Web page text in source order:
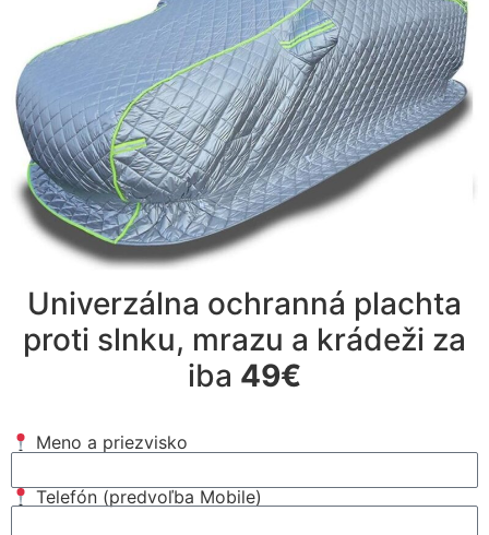
Univerzálna ochranná plachta
proti slnku, mrazu a krádeži za
iba 49€
Meno a priezvisko
Telefón (predvoľba Mobile)